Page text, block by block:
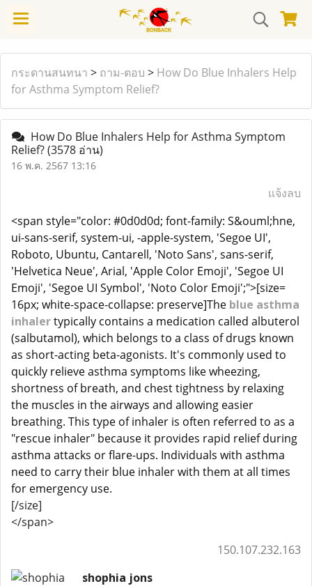
กระดานสนทนา > ถาม-ตอบ > How Do Blue Inhalers Help
for Asthma Symptom Relief?
How Do Blue Inhalers Help for Asthma Symptom
Relief?(3578 อ่าน)
16 พ.ค. 2567 13:16
แจ้งลบ
<span style="color: #0d0d0d; font-family: S&ouml;hne,
ui-sans-serif, system-ui, -apple-system, 'Segoe UI',
Roboto, Ubuntu, Cantarell, 'Noto Sans', sans-serif,
'Helvetica Neue', Arial, 'Apple Color Emoji', 'Segoe UI
Emoji', 'Segoe UI Symbol', 'Noto Color Emoji';">[size=
16px; white-space-collapse: preserve]The blue asthma
inhalertypically contains a medication called albuterol
(salbutamol), which belongs to a class of drugs known
as short-acting beta-agonists. It's commonly used to
quickly relieve asthma symptoms like wheezing,
shortness of breath, and chest tightness by relaxing
the muscles in the airways and allowing easier
breathing. This type of inhaler is often referred to as a
"rescue inhaler" because it provides rapid relief during
asthma attacks or flare-ups. Individuals with asthma
need to carry their blue inhaler with them at all times
for emergency use.
[/size]
</span>
150.107.232.163
shophia jons